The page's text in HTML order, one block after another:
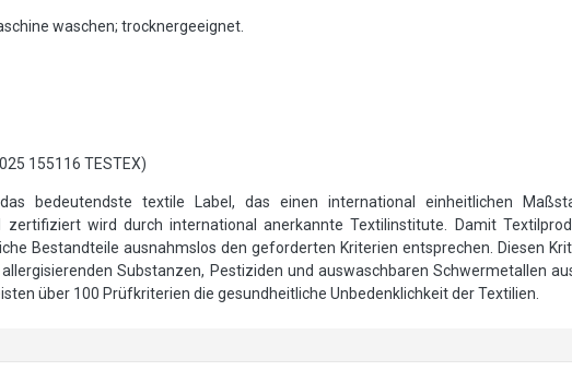
waschen; trocknergeeignet.
155116 TESTEX)
bedeutendste textile Label, das einen international einheitlichen
wird durch international anerkannte Textilinstitute. Damit
Bestandteile ausnahmslos den geforderten Kriterien entsprechen. Diesen
Substanzen, Pestiziden und auswaschbaren Schwermetallen
über 100 Prüfkriterien die gesundheitliche Unbedenklichkeit der Textilien.